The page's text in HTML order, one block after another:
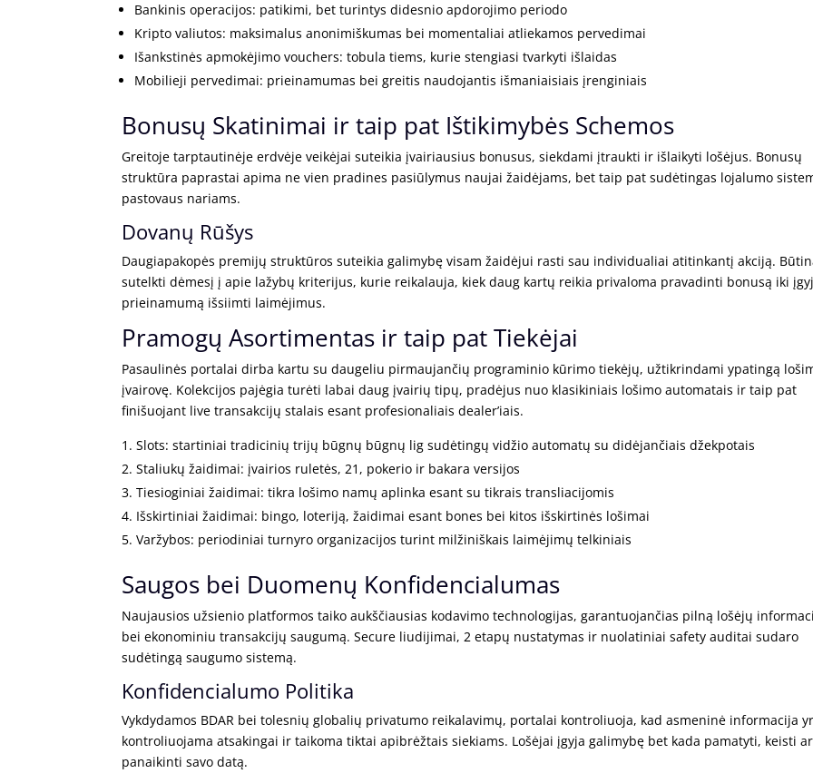
Bankinis operacijos: patikimi, bet turintys didesnio apdorojimo periodo
Kripto valiutos: maksimalus anonimiškumas bei momentaliai atliekamos pervedimai
Išankstinės apmokėjimo vouchers: tobula tiems, kurie stengiasi tvarkyti išlaidas
Mobilieji pervedimai: prieinamumas bei greitis naudojantis išmaniaisiais įrenginiais
Bonusų Skatinimai ir taip pat Ištikimybės Schemos
Greitoje tarptautinėje erdvėje veikėjai suteikia įvairiausius bonusus, siekdami įtraukti ir išlaikyti lošėjus. Bonusų
struktūra paprastai apima ne vien pradines pasiūlymus naujai žaidėjams, bet taip pat sudėtingas lojalumo
pastovaus nariams.
Dovanų Rūšys
Daugiapakopės premijų struktūros suteikia galimybę visam žaidėjui rasti sau individualiai atitinkantį akciją.
sutelkti dėmesį į apie lažybų kriterijus, kurie reikalauja, kiek daug kartų reikia privaloma pravadinti bonusą iki
prieinamumą išsiimti laimėjimus.
Pramogų Asortimentas ir taip pat Tiekėjai
Pasaulinės portalai dirba kartu su daugeliu pirmaujančių programinio kūrimo tiekėjų, užtikrindami ypatingą
įvairovę. Kolekcijos pajėgia turėti labai daug įvairių tipų, pradėjus nuo klasikiniais lošimo automatais ir taip pat
finišuojant live transakcijų stalais esant profesionaliais dealer’iais.
Slots: startiniai tradicinių trijų būgnų būgnų lig sudėtingų vidžio automatų su didėjančiais džekpotais
Staliukų žaidimai: įvairios ruletės, 21, pokerio ir bakara versijos
Tiesioginiai žaidimai: tikra lošimo namų aplinka esant su tikrais transliacijomis
Išskirtiniai žaidimai: bingo, loteriją, žaidimai esant bones bei kitos išskirtinės lošimai
Varžybos: periodiniai turnyro organizacijos turint milžiniškais laimėjimų telkiniais
Saugos bei Duomenų Konfidencialumas
Naujausios užsienio platformos taiko aukščiausias kodavimo technologijas, garantuojančias pilną lošėjų
bei ekonominiu transakcijų saugumą. Secure liudijimai, 2 etapų nustatymas ir nuolatiniai safety auditai sudaro
sudėtingą saugumo sistemą.
Konfidencialumo Politika
Vykdydamos BDAR bei tolesnių globalių privatumo reikalavimų, portalai kontroliuoja, kad asmeninė informacija
kontroliuojama atsakingai ir taikoma tiktai apibrėžtais siekiams. Lošėjai įgyja galimybę bet kada pamatyti, keisti ar
panaikinti savo datą.